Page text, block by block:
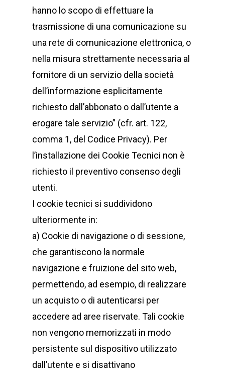
hanno lo scopo di effettuare la
trasmissione di una comunicazione su
una rete di comunicazione elettronica, o
nella misura strettamente necessaria al
fornitore di un servizio della società
dell’informazione esplicitamente
richiesto dall’abbonato o dall’utente a
erogare tale servizio” (cfr. art. 122,
comma 1, del Codice Privacy). Per
l’installazione dei Cookie Tecnici non è
richiesto il preventivo consenso degli
utenti.
I cookie tecnici si suddividono
ulteriormente in:
a) Cookie di navigazione o di sessione,
che garantiscono la normale
navigazione e fruizione del sito web,
permettendo, ad esempio, di realizzare
un acquisto o di autenticarsi per
accedere ad aree riservate. Tali cookie
non vengono memorizzati in modo
persistente sul dispositivo utilizzato
dall’utente e si disattivano